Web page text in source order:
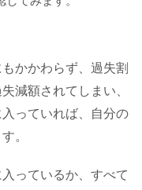
かかわらず、過失割
減額されてしまい、
っていれば、自分の
。
っているか、すべて